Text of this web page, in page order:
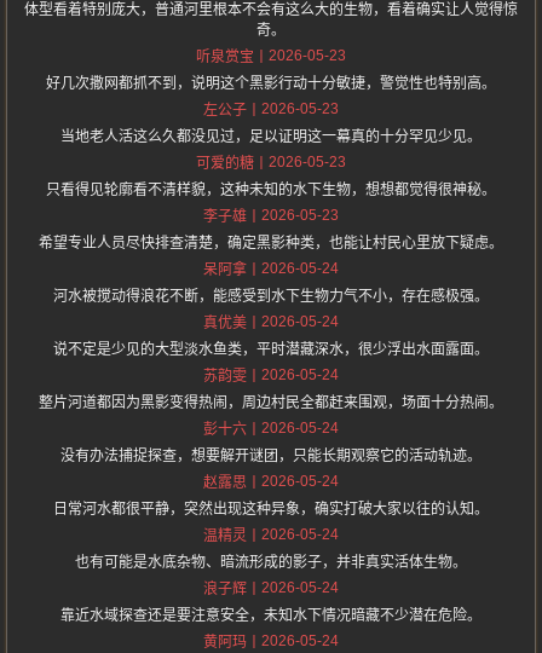
体型看着特别庞大，普通河里根本不会有这么大的生物，看着确实让人觉得惊
奇。
听泉赏宝
2026-05-23
好几次撒网都抓不到，说明这个黑影行动十分敏捷，警觉性也特别高。
左公子
2026-05-23
当地老人活这么久都没见过，足以证明这一幕真的十分罕见少见。
可爱的糖
2026-05-23
只看得见轮廓看不清样貌，这种未知的水下生物，想想都觉得很神秘。
李子雄
2026-05-23
希望专业人员尽快排查清楚，确定黑影种类，也能让村民心里放下疑虑。
呆阿拿
2026-05-24
河水被搅动得浪花不断，能感受到水下生物力气不小，存在感极强。
真优美
2026-05-24
说不定是少见的大型淡水鱼类，平时潜藏深水，很少浮出水面露面。
苏韵雯
2026-05-24
整片河道都因为黑影变得热闹，周边村民全都赶来围观，场面十分热闹。
彭十六
2026-05-24
没有办法捕捉探查，想要解开谜团，只能长期观察它的活动轨迹。
赵露思
2026-05-24
日常河水都很平静，突然出现这种异象，确实打破大家以往的认知。
温精灵
2026-05-24
也有可能是水底杂物、暗流形成的影子，并非真实活体生物。
浪子辉
2026-05-24
靠近水域探查还是要注意安全，未知水下情况暗藏不少潜在危险。
黄阿玛
2026-05-24